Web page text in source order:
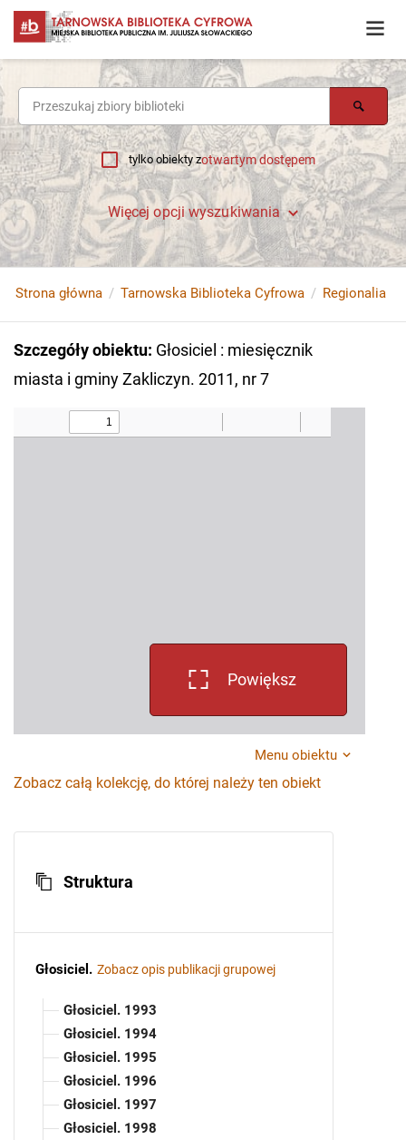
tylko obiekty zotwartym dostępem
Więcej opcji wyszukiwania
Strona główna Tarnowska Biblioteka Cyfrowa Regionalia
Szczegóły obiektu: Głosiciel : miesięcznik
miasta i gminy Zakliczyn. 2011, nr 7
Powiększ
Menu obiektu
Zobacz całą kolekcję, do której należy ten obiekt
Struktura
Głosiciel . Zobacz opis publikacji grupowej
Głosiciel. 1993
Głosiciel. 1994
Głosiciel. 1995
Głosiciel. 1996
Głosiciel. 1997
Głosiciel. 1998